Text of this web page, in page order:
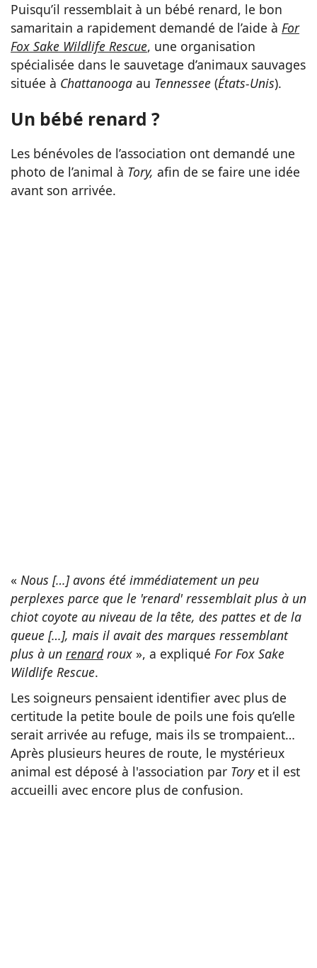
Puisqu’il ressemblait à un bébé renard, le bon
samaritain a rapidement demandé de l’aide à For
Fox Sake Wildlife Rescue, une organisation
spécialisée dans le sauvetage d’animaux sauvages
située à Chattanooga au Tennessee (États-Unis).
Un bébé renard ?
Les bénévoles de l’association ont demandé une
photo de l’animal à Tory, afin de se faire une idée
avant son arrivée.
« Nous […] avons été immédiatement un peu
perplexes parce que le 'renard' ressemblait plus à un
chiot coyote au niveau de la tête, des pattes et de la
queue […], mais il avait des marques ressemblant
plus à un renardroux », a expliqué For Fox Sake
Wildlife Rescue.
Les soigneurs pensaient identifier avec plus de
certitude la petite boule de poils une fois qu’elle
serait arrivée au refuge, mais ils se trompaient…
Après plusieurs heures de route, le mystérieux
animal est déposé à l'association par Toryet il est
accueilli avec encore plus de confusion.